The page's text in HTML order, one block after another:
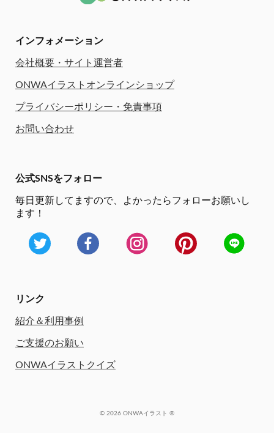
インフォメーション
会社概要・サイト運営者
ONWAイラストオンラインショップ
プライバシーポリシー・免責事項
お問い合わせ
公式SNSをフォロー
毎日更新してますので、
よかったらフォローお願いし
ます！
リンク
紹介＆利用事例
ご支援のお願い
ONWAイラストクイズ
© 2026 ONWAイラスト ®